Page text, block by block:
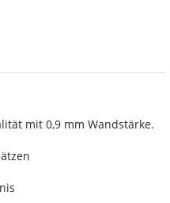
mit 0,9 mm Wandstärke.